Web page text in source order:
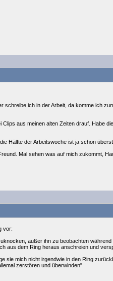
schreibe ich in der Arbeit, da komme ich
aus meinen alten Zeiten drauf. Habe
Hälfte der Arbeitswoche ist ja schon
Mal sehen was auf mich zukommt,
vor:
außer ihn zu beobachten
aus dem Ring heraus anschreien und
sie mich nicht irgendwie in den Ring
zerstören und überwinden"